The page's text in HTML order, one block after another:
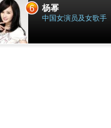
6 杨幂
中国女演员及女歌手